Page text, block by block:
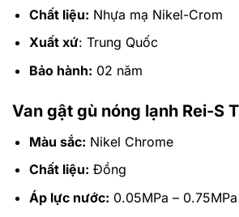
Chất liệu: Nhựa mạ Nikel-Crom
Xuất xứ: Trung Quốc
Bảo hành: 02 năm
Van gật gù nóng lạnh Rei-S
Màu sắc: Nikel Chrome
Chất liệu: Đồng
Áp lực nước: 0.05MPa – 0.75MPa